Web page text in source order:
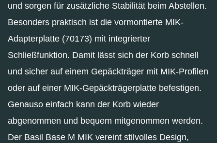
und sorgen für zusätzliche Stabilität beim Abstellen.
Besonders praktisch ist die vormontierte MIK-
Adapterplatte (70173) mit integrierter
Schließfunktion. Damit lässt sich der Korb schnell
und sicher auf einem Gepäckträger mit MIK-Profilen
oder auf einer MIK-Gepäckträgerplatte befestigen.
Genauso einfach kann der Korb wieder
abgenommen und bequem mitgenommen werden.
Der Basil Base M MIK vereint stilvolles Design,